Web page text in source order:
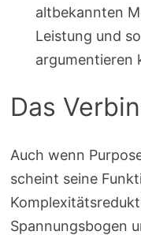
altbekannten
Leistung und
argumentieren
Das
Auch wenn
scheint seine
Spannungsbogen